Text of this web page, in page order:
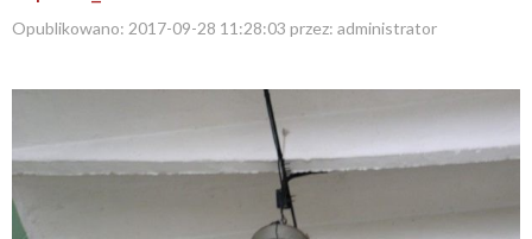
Opublikowano: 2017-09-28 11:28:03 przez: administrator